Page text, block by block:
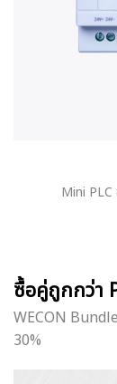
Mini PLC
ซื้อคู่ถูกกว่า
WECON
30%